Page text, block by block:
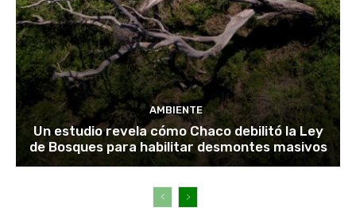
AMBIENTE
Un estudio revela cómo Chaco debilitó la Ley
de Bosques para habilitar desmontes masivos